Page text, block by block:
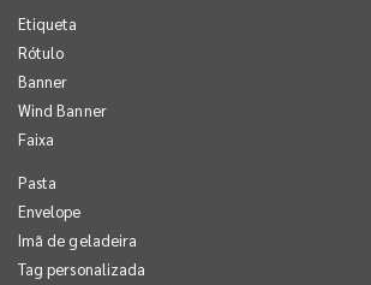
Etiqueta
Rótulo
Banner
Wind Banner
Faixa
Pasta
Envelope
Imã de geladeira
Tag personalizada